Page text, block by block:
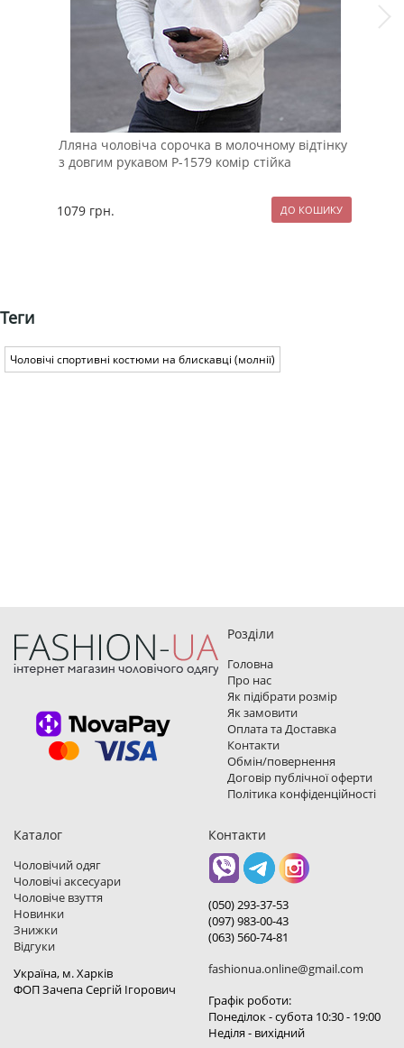
Лляна чоловіча сорочка в молочному відтінку
з довгим рукавом Р-1579 комір стійка
1079 грн.
Теги
Чоловічі спортивні костюми на блискавці (молнії)
Розділи
Головна
Про нас
Як підібрати розмір
Як замовити
Оплата та Доставка
Контакти
Обмін/повернення
Договір публічної оферти
Політика конфіденційності
Каталог
Чоловічий одяг
Чоловічі аксесуари
Чоловіче взуття
Новинки
Знижки
Відгуки
Україна, м. Харкiв
ФОП Зачепа Сергій Ігорович
Контакти
(050) 293-37-53
(097) 983-00-43
(063) 560-74-81
fashionua.online@gmail.com
Графік роботи:
Понеділок - субота 10:30 - 19:00
Неділя - вихідний